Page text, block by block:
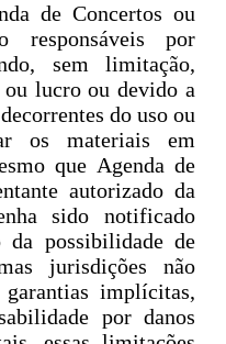
de Concertos ou
responsáveis por
sem limitação,
ou lucro ou devido a
do uso ou
os materiais em
que Agenda de
autorizado da
sido notificado
possibilidade de
jurisdições não
implícitas,
por danos